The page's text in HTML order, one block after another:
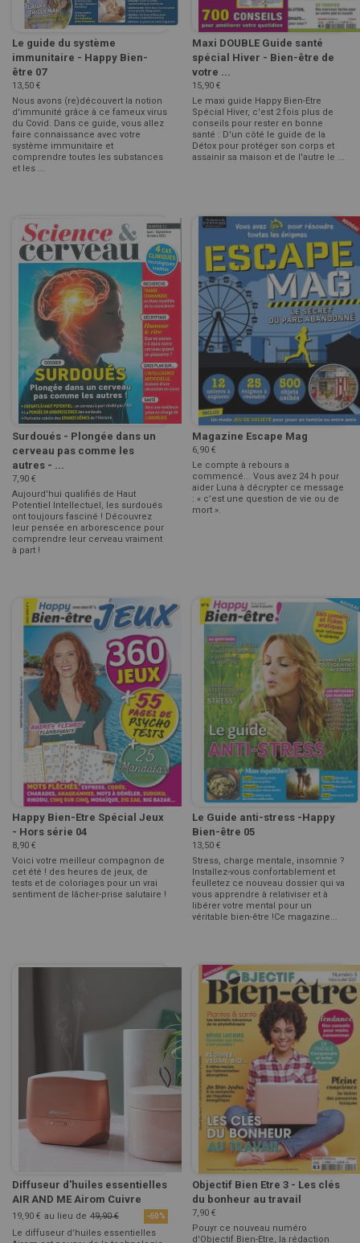
Le guide du système
immunitaire - Happy Bien-
être 07
13,50 €
Nous avons (re)découvert la notion
d'immunité grâce à ce fameux virus
du Covid. Dans ce guide, vous allez
faire connaissance avec votre
système immunitaire et
comprendre toutes les substances
et les ...
Maxi DOUBLE Guide santé
spécial Hiver - Bien-être de
votre ...
15,90 €
Le maxi guide Happy Bien-Etre
Spécial Hiver, c'est 2 fois plus de
conseils pour rester en bonne
santé : D'un côté le guide de la
Détox pour protéger son corps et
assainir sa maison et de l'autre le ...
Surdoués - Plongée dans un
cerveau pas comme les
autres - ...
7,90 €
Aujourd'hui qualifiés de Haut
Potentiel Intellectuel, les surdoués
ont toujours fasciné ! Découvrez
leur pensée en arborescence pour
comprendre leur cerveau vraiment
à part !
Magazine Escape Mag
6,90 €
Le compte à rebours a
commencé... Vous avez 24 h pour
aider Luna à décrypter ce message
: « c’est une question de vie ou de
mort ».
Happy Bien-Etre Spécial Jeux
- Hors série 04
8,90 €
Voici votre meilleur compagnon de
cet été ! des heures de jeux, de
tests et de coloriages pour un vrai
sentiment de lâcher-prise salutaire !
Le Guide anti-stress -Happy
Bien-être 05
13,50 €
Stress, charge mentale, insomnie ?
Installez-vous confortablement et
feulletez ce nouveau dossier qui va
vous apprendre à relativiser et à
libérer votre mental pour un
véritable bien-être !Ce magazine...
Diffuseur d'huiles essentielles
AIR AND ME Airom Cuivre
19,90 € au lieu de 49,90 € -60%
Le diffuseur d’huiles essentielles
Objectif Bien Etre 3 - Les clés
du bonheur au travail
7,90 €
Pouyr ce nouveau numéro
d'Objectif Bien-Etre, la rédaction